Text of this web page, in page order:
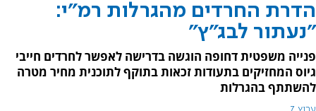
הדרת החרדים מהגרלות רמ"י:
"נעתור לבג"ץ"
פנייה משפטית דחופה הוגשה בדרישה לאפשר לחרדים חייבי
גיוס המחזיקים בתעודות זכאות בתוקף לתוכנית מחיר מטרה
להשתתף בהגרלות